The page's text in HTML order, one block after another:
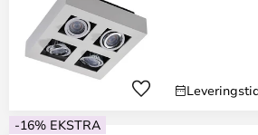
-16% EKSTRA